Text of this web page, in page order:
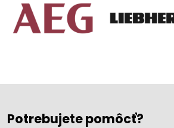
Potrebujete pomôcť?